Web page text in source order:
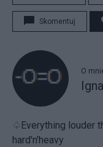
Skomentuj
O
♤Everything louder
hard'n'heavy